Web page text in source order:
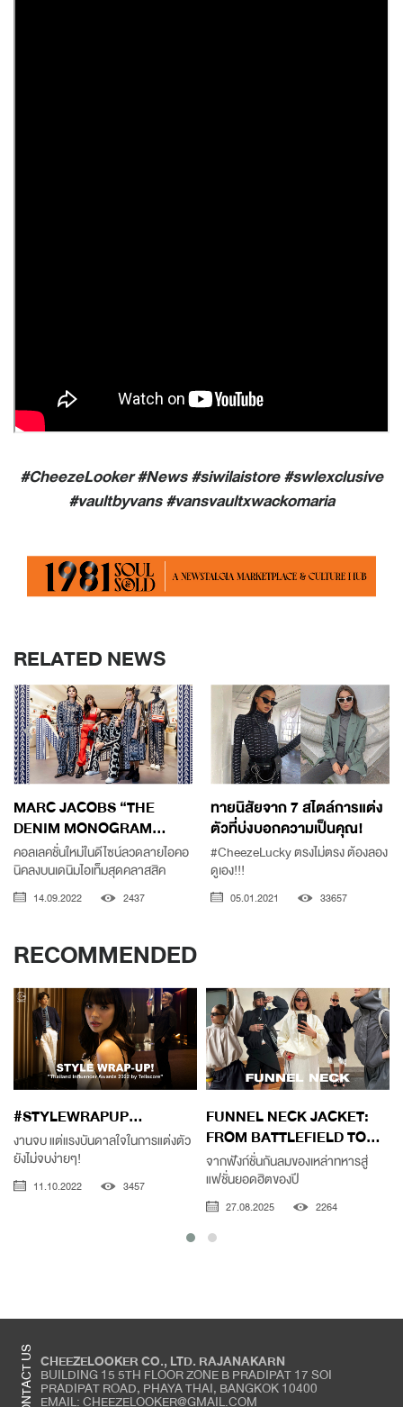
#CheezeLooker #News #siwilaistore #swlexclusive
#vaultbyvans #vansvaultxwackomaria
RELATED NEWS
MARC JACOBS “THE
DENIM MONOGRAM...
คอลเลคชั่นใหม่ในดีไซน์ลวดลายไอคอ
นิคลงบนเดนิมไอเท็มสุดคลาสสิค
14.09.2022 2437
ทายนิสัยจาก 7 สไตล์การแต่ง
ตัวที่บ่งบอกความเป็นคุณ!
#CheezeLucky ตรงไม่ตรง ต้องลอง
ดูเอง!!!
05.01.2021 33657
RECOMMENDED
#STYLEWRAPUP...
งานจบ แต่แรงบันดาลใจในการแต่งตัว
ยังไม่จบง่ายๆ!
11.10.2022 3457
FUNNEL NECK JACKET:
FROM BATTLEFIELD TO...
จากฟังก์ชั่นกันลมของเหล่าทหารสู่
แฟชั่นยอดฮิตของปี
27.08.2025 2264
CONTACT US CHEEZELOOKER CO., LTD. RAJANAKARN
BUILDING 15 5TH FLOOR ZONE B PRADIPAT 17 SOI
PRADIPAT ROAD, PHAYA THAI, BANGKOK 10400
EMAIL: CHEEZELOOKER@GMAIL.COM